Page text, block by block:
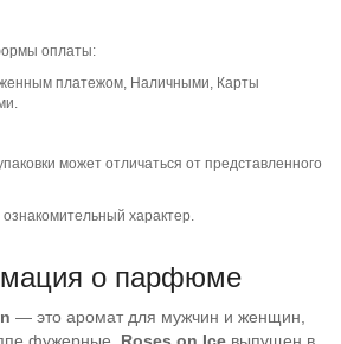
оплаты:
платежом, Наличными, Карты
может отличаться от представленного
характер.
о парфюме
— это аромат для мужчин и женщин,